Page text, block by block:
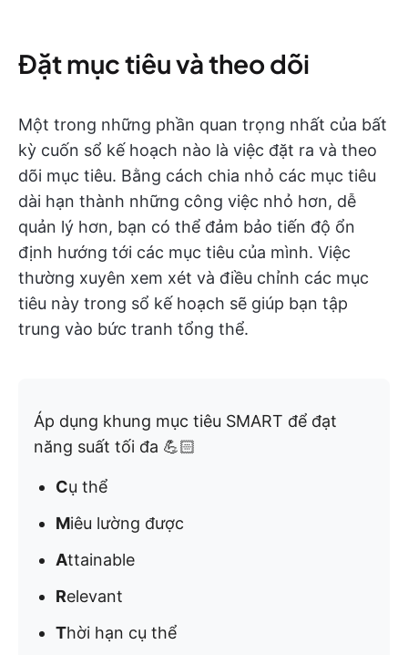
Đặt mục tiêu và theo dõi
Một trong những phần quan trọng nhất của bất
kỳ cuốn sổ kế hoạch nào là việc đặt ra và theo
dõi mục tiêu. Bằng cách chia nhỏ các mục tiêu
dài hạn thành những công việc nhỏ hơn, dễ
quản lý hơn, bạn có thể đảm bảo tiến độ ổn
định hướng tới các mục tiêu của mình. Việc
thường xuyên xem xét và điều chỉnh các mục
tiêu này trong sổ kế hoạch sẽ giúp bạn tập
trung vào bức tranh tổng thể.
Áp dụng khung mục tiêu SMART để đạt
năng suất tối đa 💪🏻
Cụ thể
Miêu lường được
Attainable
Relevant
Thời hạn cụ thể